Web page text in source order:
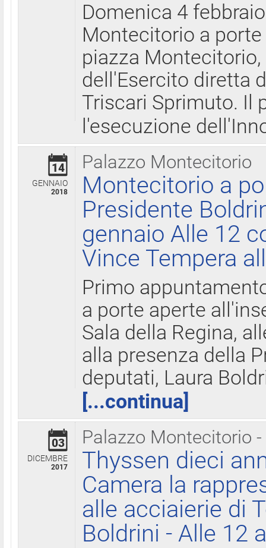
Domenica 4
Montecitorio a
piazza
dell'Esercito diretta
Triscari Sprimuto. Il
l'esecuzione
Palazzo Montecitorio
14
GENNAIO
2018
Montecitorio a
Presidente
gennaio Alle 12
Vince Tempera
Primo
a porte aperte
Sala della Regina,
alla presenza della
deputati, Laura
[...continua]
Palazzo Montecitorio
03
DICEMBRE
2017
Thyssen dieci
Camera la
alle acciaierie di
Boldrini - Alle 12